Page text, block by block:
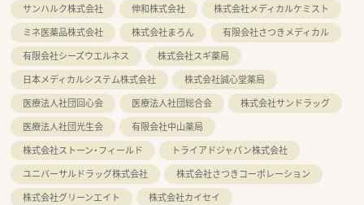
サンハルク株式会社
伸和株式会社
株式会社メディカルケミスト
ミネ医薬品株式会社
株式会社まろん
有限会社さつきメディカル
有限会社シーズウエルネス
株式会社スギ薬局
日本メディカルシステム株式会社
株式会社誠心堂薬局
医療法人社団回心会
医療法人社団総合会
株式会社サンドラッグ
医療法人社団光生会
有限会社中山薬局
株式会社ストーン・フィールド
トライアドジャパン株式会社
ユニバーサルドラッグ株式会社
株式会社さつきコーポレーション
株式会社グリーンエイト
株式会社カイセイ